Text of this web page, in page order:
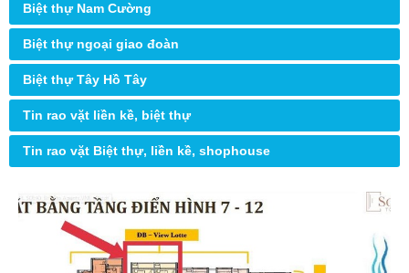
Biệt thự Nam Cường
Biệt thự ngoại giao đoàn
Biệt thự Tây Hồ Tây
Tin rao vặt liền kề, biệt thự
Tin rao vặt Biệt thự, liền kề, shophouse